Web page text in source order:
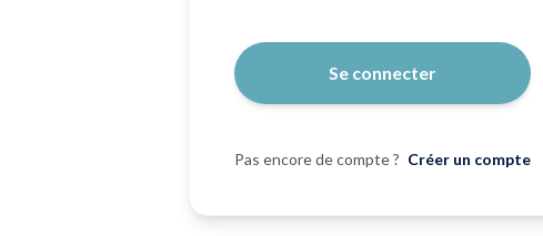
Se connecter
Pas encore de compte ? Créer un compte